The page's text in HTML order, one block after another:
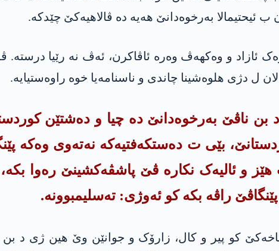
ب ئیحتیمالا بەرخوەدانێ ھەیە دە ڤالاھیەکێ چێدکە.
ئازاد و وەکھەڤ وەرە ئاڤاکرن، ئەڤ نە رێیا درستە.
ل دژی ھلوەشینا چاندی و ناسنامەیا خوە راوەستیایە.
ناڤێ بەرخوەدانێ دە چیا و دەشتێن
بێی ت دەستکەفتیەکە نەتەوی وەکە
و ئالیەک نکارە ڤێ پاشڤەکشینێ رەوا
راڤە بکە کو ئەوژی: تەسلیمبوونە.
کو پیر و کال، زارۆک و جوانێن وێ ھین ژی د بن